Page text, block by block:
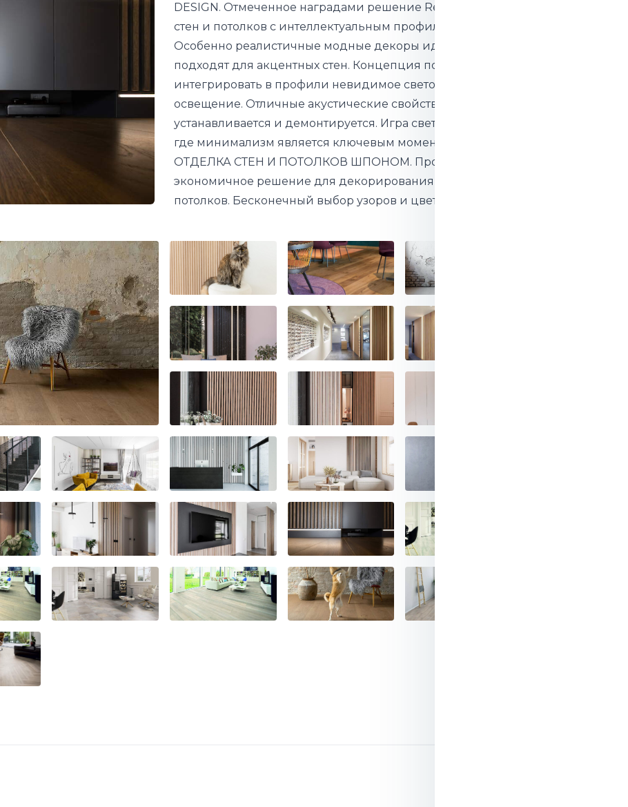
DESIGN. Отмеченное наградами решение RedDot для
стен и потолков с интеллектуальным профилем.
Особенно реалистичные модные декоры идеально
подходят для акцентных стен. Концепция позволяет
интегрировать в профили невидимое светодиодное
освещение. Отличные акустические свойства. Легко
устанавливается и демонтируется. Игра света и линий,
где минимализм является ключевым моментом
ОТДЕЛКА СТЕН И ПОТОЛКОВ ШПОНОМ. Простое и
экономичное решение для декорирования стен и
потолков. Бесконечный выбор узоров и цветов.